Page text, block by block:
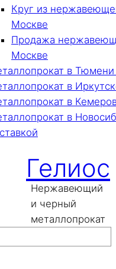
Круг из
Москве
Продажа
Москве
в Тюмени
в
в
в
Гелиос
Нержавеющий
и черный
металлопрокат